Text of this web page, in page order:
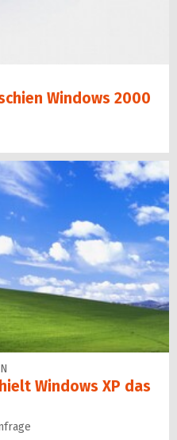
Windows 2000
Windows XP das